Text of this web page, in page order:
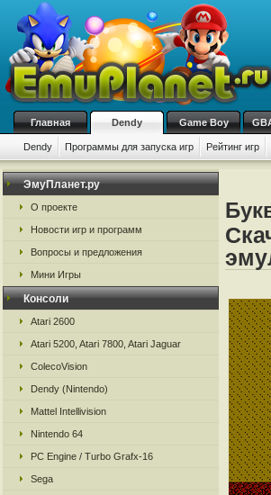
Главная Dendy Game Boy
Dendy Программы для запуска игр Рейтинг игр
ЭмуПланет.ру
О проекте
Новости игр и программ
Вопросы и предложения
Мини Игры
Консоли
Atari 2600
Atari 5200, Atari 7800, Atari Jaguar
ColecoVision
Dendy (Nintendo)
Mattel Intellivision
Nintendo 64
PC Engine / Turbo Grafx-16
Sega